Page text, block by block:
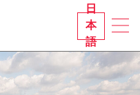
日
本
語